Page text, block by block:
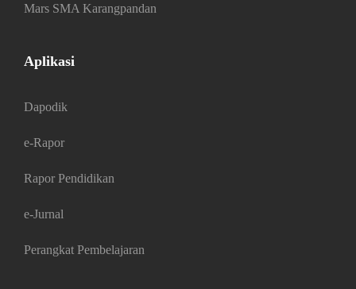
Mars SMA Karangpandan
Aplikasi
Dapodik
e-Rapor
Rapor Pendidikan
e-Jurnal
Perangkat Pembelajaran